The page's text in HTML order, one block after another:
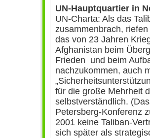
UN-Hauptquartier in
UN-Charta: Als das
zusammenbrach,
das von 23 Jahren
Afghanistan beim
Frieden und beim
nachzukommen, auch
für die große Mehrheit
selbstverständlich.
Petersberg-Konferenz
2001 keine Taliban-
sich später als